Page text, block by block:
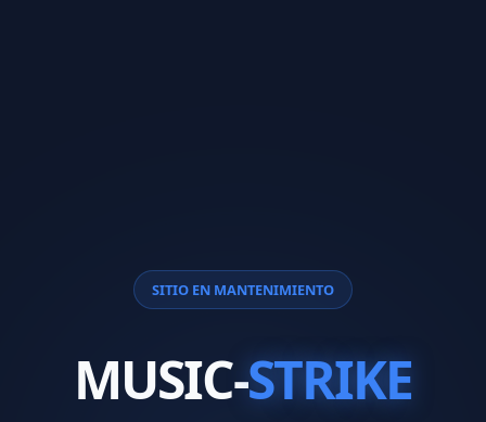
SITIO EN MANTENIMIENTO
MUSIC-STRIKE